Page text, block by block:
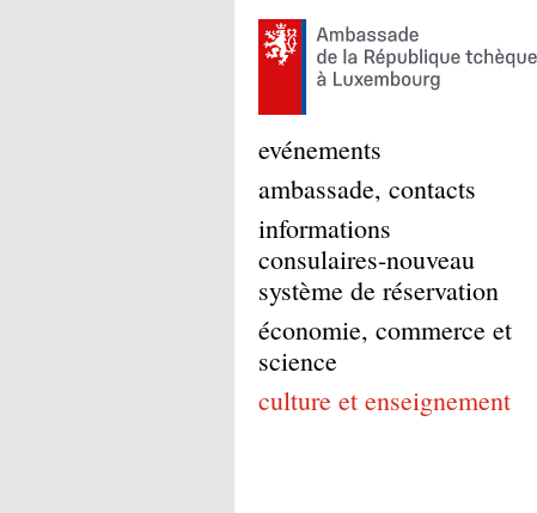
evénements
ambassade, contacts
informations
consulaires-nouveau
système de réservation
économie, commerce et
science
culture et enseignement